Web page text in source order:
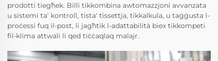
prodotti tiegħek. Billi tikkombina awtomazzjoni avvanzata
u sistemi ta' kontroll, tista' tissettja, tikkalkula, u taġġusta l-
proċessi fuq il-post, li jagħtik l-adattabilità biex tikkompeti
fil-klima attwali li qed tiċċaqlaq malajr.